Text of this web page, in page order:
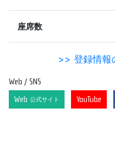
座席数
>> 登録情報
Web / SNS
Web 公式サイト YouTube